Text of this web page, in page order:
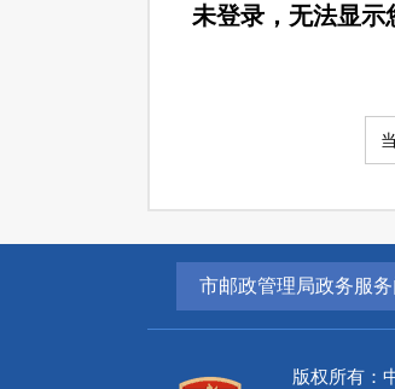
未登录，无法显示
市邮政管理局政务服
版权所有：